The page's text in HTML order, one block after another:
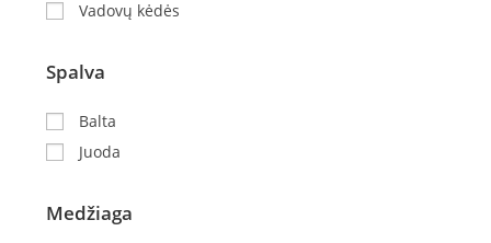
Vadovų kėdės
Spalva
Balta
Juoda
Medžiaga